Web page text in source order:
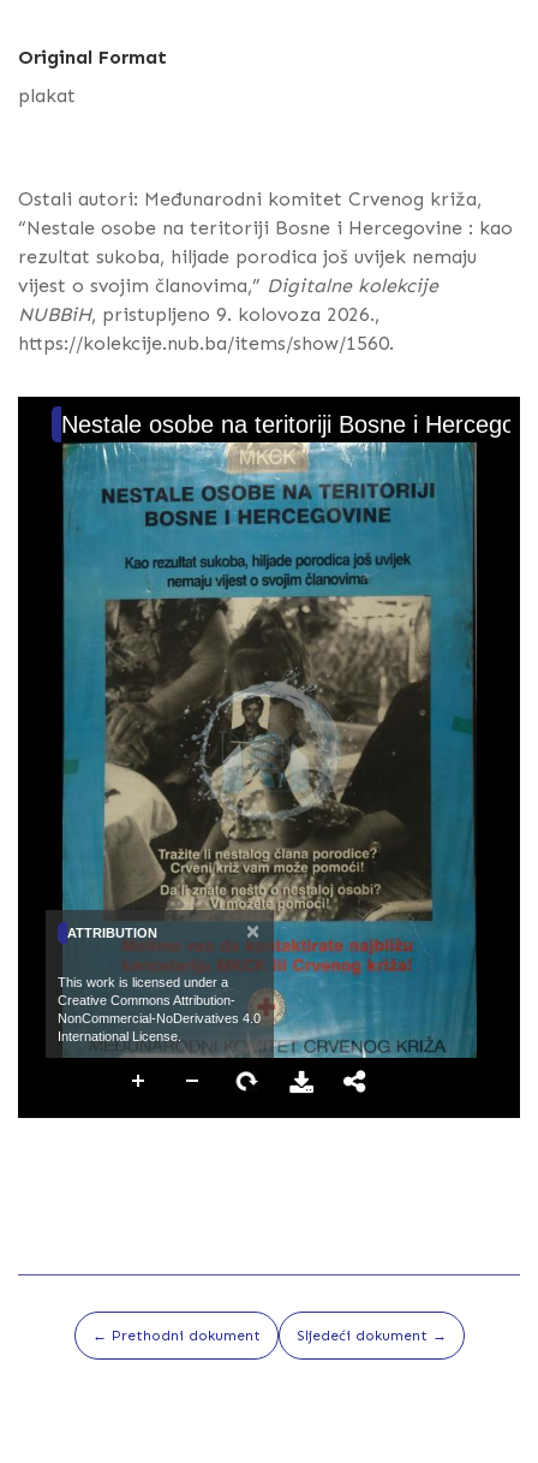
Original Format
plakat
Ostali autori: Međunarodni komitet Crvenog križa,
“Nestale osobe na teritoriji Bosne i Hercegovine : kao
rezultat sukoba, hiljade porodica još uvijek nemaju
vijest o svojim članovima,” Digitalne kolekcije
NUBBiH, pristupljeno 9. kolovoza 2026.,
https://kolekcije.nub.ba/items/show/1560.
Nestale osobe na teritoriji Bosne i
ATTRIBUTION ×
This work is licensed under a
Creative Commons Attribution-
NonCommercial-NoDerivatives 4.0
International License.
← Prethodni dokument Sljedeći dokument →